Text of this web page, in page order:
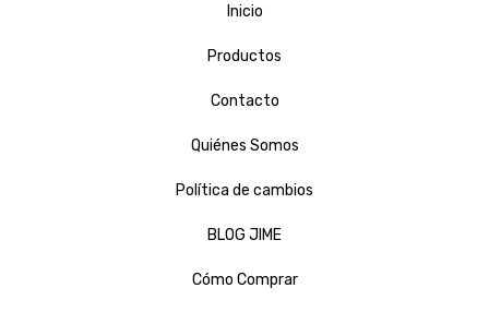
Inicio
Productos
Contacto
Quiénes Somos
Política de cambios
BLOG JIME
Cómo Comprar